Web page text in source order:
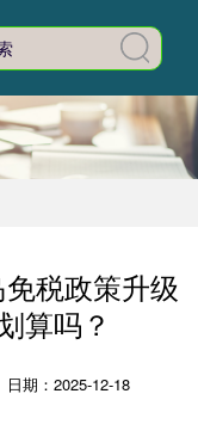
税政策升级
算吗？
日期：2025-12-18